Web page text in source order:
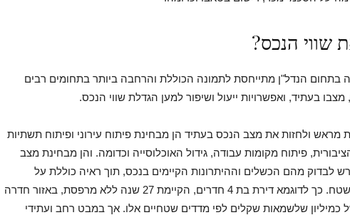
שווי הנכס?
בתחום הנדל"ן מתייחסת לתמונה הכוללת והרחבה ביותר בתחומים רבים
בעתיד, ואפשרויות ייעול ושיפור למען הגדלת שווי הנכס.
ולחזות את מצב הנכס בעתיד הן מבחינת פיתוח עירוני ופיתוח תשתיות
פיתוח מקומות עבודה, גידול האוכלוסייה וכדומה. והן מבחינת מצב
לבדוק מהם הכשלים וההיתרונות הקיימים בנכס, תוך ראיה כוללת על
אפשרויות בנייה שיפוץ והרחבת השטח. כך לדוגמא דירת בת 4 חדרים, הקיימת 27 שנה ללא מרפסת, באזור חדרה
של כמיליון שלשמאות שקלים לפי מדדים שטחיים אלו. אך במבט רחב ועתידי